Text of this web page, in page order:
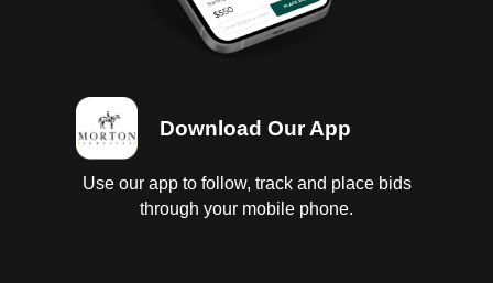
estatal y federal 2026 Es Probable Se Entreguen
Algunos Documentos En Copia, Es Responsabilidad
Del Comprador Certificarla.
Download Our App
Use our app to follow, track and place bids
through your mobile phone.